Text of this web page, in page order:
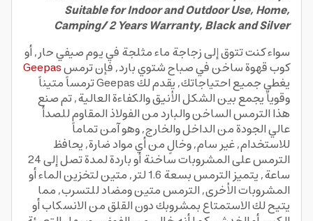
Suitable for Indoor and Outdoor Use, Home,
Camping/ 2 Years Warranty, Black and Silver
سواء كنت تتوق إلى زجاجة ماء مثلجة في يوم صيفي حار, أو
كوب قهوة ساخن في صباح شتوي بارد, فإن ترمسGeepas
يغطي جميع احتياجاتك, يقدم لك Geepas ترمساً متيناً
وقوياً يجمع بين الشكل الأنيق والكفاءة العالية, تم صنع
هذا الترمس الساخن والبارد من الفولاذ المقاوم للصدأ
عالي الجودة من الداخل والخارج, وهو آمن تماماً
للاستخدام, غير سام, وخالٍ من أي مواد ضارة, يحافظ
الترمس على المشروبات ساخنة أو باردة لمدة تصل إلى 24
ساعة, يتميز الترمس بسعة 1.6 لتر, متين لتخزين الماء أو
المشروبات الأخرى, الترمس متين ومضاد للتسرب, مما
يتيح لك الاستمتاع بمشروبك دون القلق من الانسكاب أو